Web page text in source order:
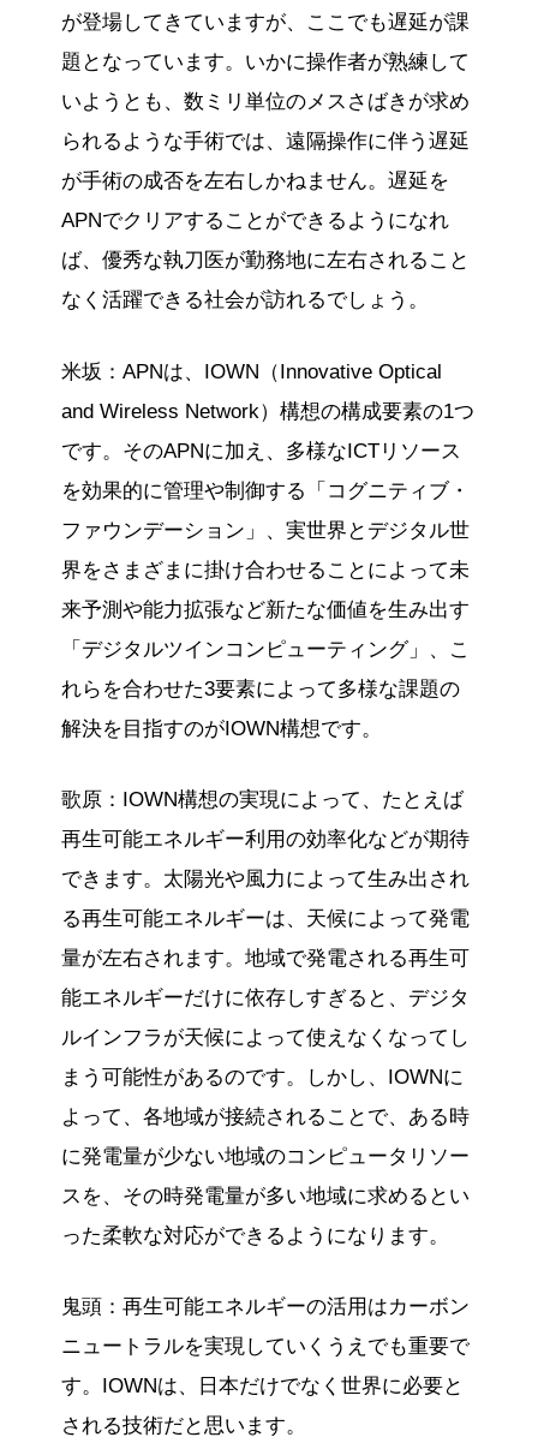
が登場してきていますが、ここでも遅延が課
題となっています。いかに操作者が熟練して
いようとも、数ミリ単位のメスさばきが求め
られるような手術では、遠隔操作に伴う遅延
が手術の成否を左右しかねません。遅延を
APNでクリアすることができるようになれ
ば、優秀な執刀医が勤務地に左右されること
なく活躍できる社会が訪れるでしょう。
米坂：APNは、IOWN（Innovative Optical
and Wireless Network）構想の構成要素の1つ
です。そのAPNに加え、多様なICTリソース
を効果的に管理や制御する「コグニティブ・
ファウンデーション」、実世界とデジタル世
界をさまざまに掛け合わせることによって未
来予測や能力拡張など新たな価値を生み出す
「デジタルツインコンピューティング」、こ
れらを合わせた3要素によって多様な課題の
解決を目指すのがIOWN構想です。
歌原：IOWN構想の実現によって、たとえば
再生可能エネルギー利用の効率化などが期待
できます。太陽光や風力によって生み出され
る再生可能エネルギーは、天候によって発電
量が左右されます。地域で発電される再生可
能エネルギーだけに依存しすぎると、デジタ
ルインフラが天候によって使えなくなってし
まう可能性があるのです。しかし、IOWNに
よって、各地域が接続されることで、ある時
に発電量が少ない地域のコンピュータリソー
スを、その時発電量が多い地域に求めるとい
った柔軟な対応ができるようになります。
鬼頭：再生可能エネルギーの活用はカーボン
ニュートラルを実現していくうえでも重要で
す。IOWNは、日本だけでなく世界に必要と
される技術だと思います。